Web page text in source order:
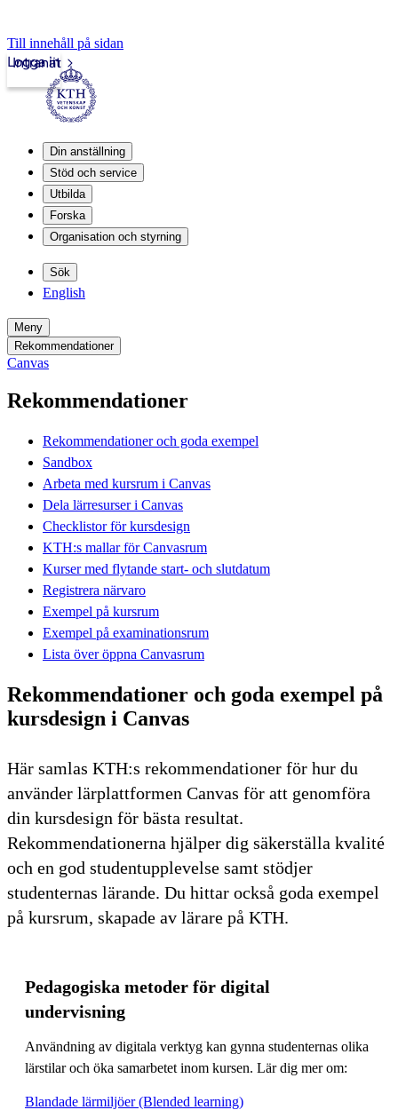
Till innehåll på sidan
Intranät
Logga in
Din anställning
Stöd och service
Utbilda
Forska
Organisation och styrning
Sök
English
Meny
Rekommendationer
Canvas
Rekommendationer
Rekommendationer och goda exempel
Sandbox
Arbeta med kursrum i Canvas
Dela lärresurser i Canvas
Checklistor för kursdesign
KTH:s mallar för Canvasrum
Kurser med flytande start- och slutdatum
Registrera närvaro
Exempel på kursrum
Exempel på examinationsrum
Lista över öppna Canvasrum
Rekommendationer och goda exempel på
kursdesign i Canvas
Här samlas KTH:s rekommendationer för hur du
använder lärplattformen Canvas för att genomföra
din kursdesign för bästa resultat.
Rekommendationerna hjälper dig säkerställa kvalité
och en god studentupplevelse samt stödjer
studenternas lärande. Du hittar också goda exempel
på kursrum, skapade av lärare på KTH.
Pedagogiska metoder för digital
undervisning
Användning av digitala verktyg kan gynna studenternas olika
lärstilar och öka samarbetet inom kursen. Lär dig mer om:
Blandade lärmiljöer (Blended learning)